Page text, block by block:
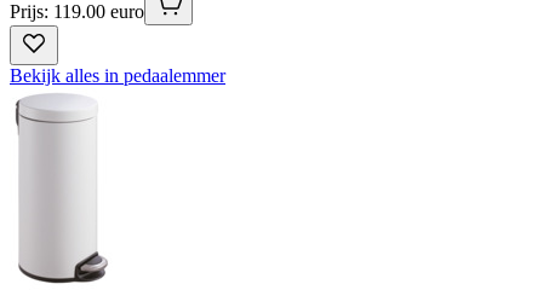
Prijs: 119.00 euro
Bekijk alles in pedaalemmer